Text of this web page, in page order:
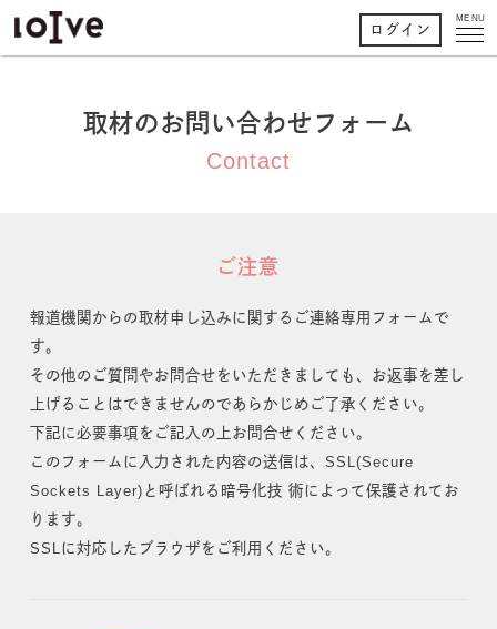
MENU
ログイン
取材のお問い合わせフォーム
Contact
ご注意
報道機関からの取材申し込みに関するご連絡専用フォームで
す。
その他のご質問やお問合せをいただきましても、お返事を差し
上げることはできませんのであらかじめご了承ください。
下記に必要事項をご記入の上お問合せください。
このフォームに入力された内容の送信は、SSL(Secure
Sockets Layer)と呼ばれる暗号化技 術によって保護されてお
ります。
SSLに対応したブラウザをご利用ください。